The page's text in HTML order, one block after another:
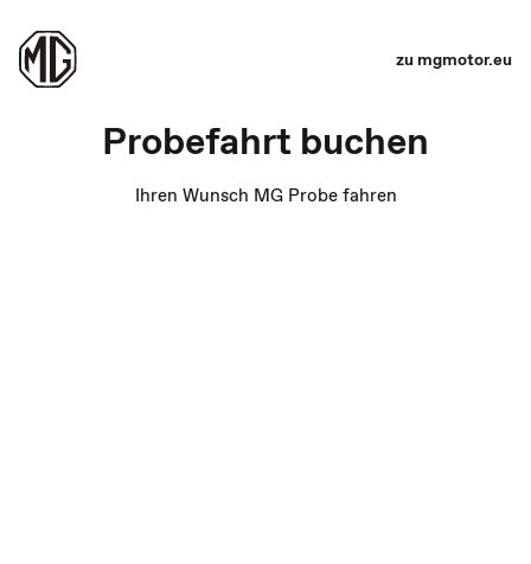
zu mgmotor.eu
Probefahrt buchen
Ihren Wunsch MG Probe fahren